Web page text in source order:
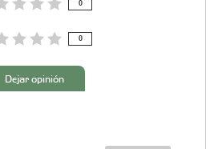
0
0
Dejar opinión